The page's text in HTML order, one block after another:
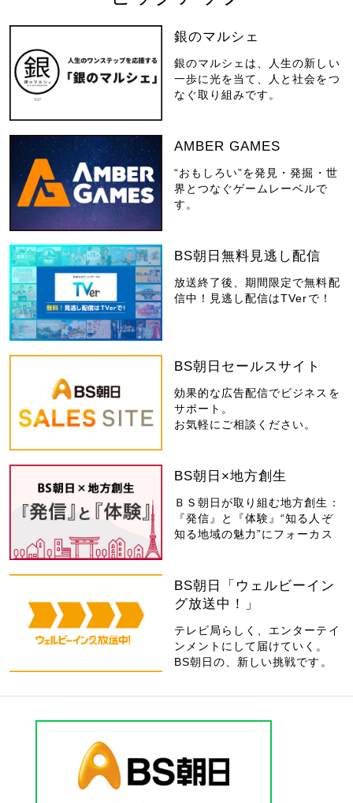
銀のマルシェ
銀のマルシェは、人生の新しい
一歩に光を当て、人と社会をつ
なぐ取り組みです。
AMBER GAMES
“おもしろい”を発見・発掘・世
界とつなぐゲームレーベルで
す。
BS朝日無料見逃し配信
放送終了後、期間限定で無料配
信中！見逃し配信はTVerで！
BS朝日セールスサイト
効果的な広告配信でビジネスを
サポート。
お気軽にご相談ください。
BS朝日×地方創生
ＢＳ朝日が取り組む地方創生：
『発信』と『体験』“知る人ぞ
知る地域の魅力”にフォーカス
BS朝日「ウェルビーイン
グ放送中！」
テレビ局らしく、エンターテイ
ンメントにして届けていく。
BS朝日の、新しい挑戦です。